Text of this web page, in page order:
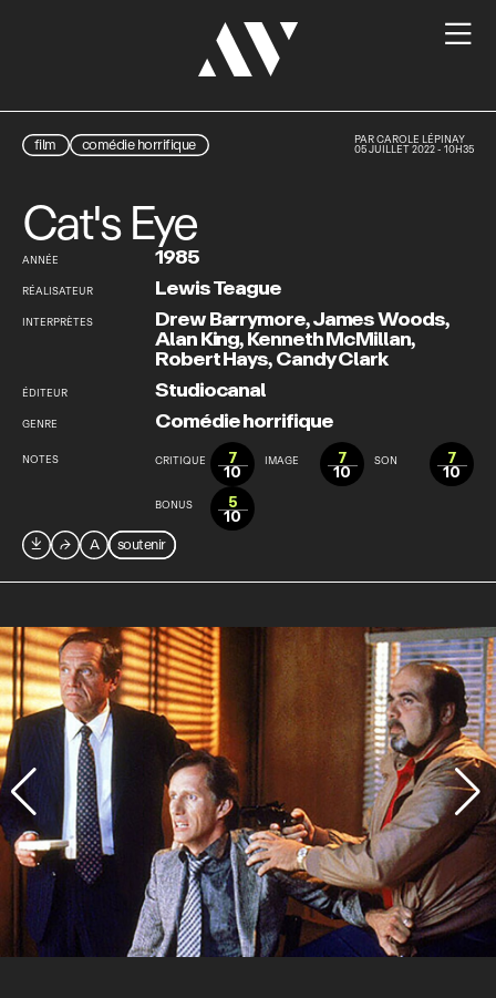

film comédie horrifique PARCAROLE LÉPINAY
05 JUILLET 2022 - 10H35
Cat's Eye
ANNÉE 1985
RÉALISATEUR Lewis Teague
INTERPRÈTES Drew Barrymore,James Woods,
Alan King,Kenneth McMillan,
Robert Hays,Candy Clark
ÉDITEUR Studiocanal
GENRE Comédie horrifique
NOTES CRITIQUE 7
10
IMAGE 7
10
SON 7
10
BONUS 5
10

⮫ A soutenir